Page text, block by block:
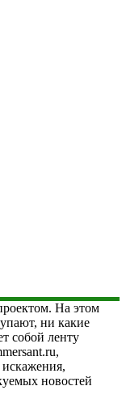
На этом
ни какие
собой ленту
новостей